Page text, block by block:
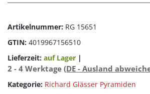
Artikelnummer: RG 15651
GTIN: 4019967156510
Lieferzeit: auf Lager |
2 - 4 Werktage (DE - Ausland
Kategorie: Richard Glässer Pyramiden